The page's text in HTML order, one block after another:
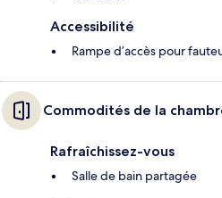
Accessibilité
Rampe d’accès pour
Commodités de la
Rafraîchissez-vous
Salle de bain partagée